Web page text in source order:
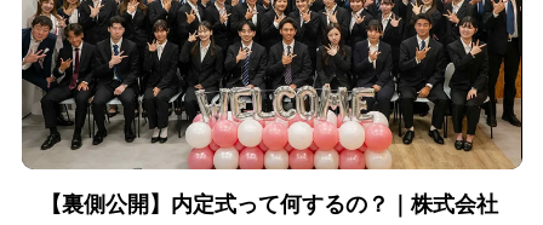
【裏側公開】内定式って何するの？｜株式会社